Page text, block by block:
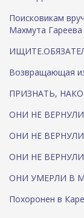
Поисковикам
Махмута Гареева
Возвращающая
ПРИЗНАТЬ,
ОНИ НЕ
ОНИ НЕ
ОНИ НЕ
ОНИ УМЕРЛИ В
Похоронен в